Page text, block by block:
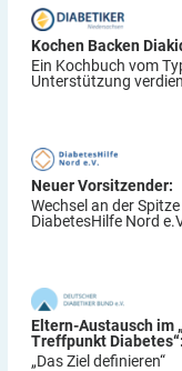
Kochen Backen
Ein Kochbuch vom
Unterstützung
Neuer Vorsitzender:
Wechsel an der
DiabetesHilfe Nord
Eltern-Austausch im
Treffpunkt Diabetes“:
„Das Ziel definieren“